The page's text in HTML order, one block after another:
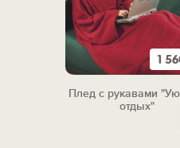
1
Плед с рукавами
отдых"